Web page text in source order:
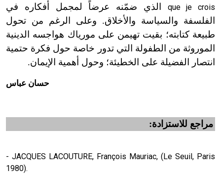
que je crois الذي ضمّنه عرضاً لمجمل أفكاره في
الفلسفة والسياسة والأخلاق. وعلى الرغم من تحول
طبيعة كتابته؛ بقيت تهيمن على مورياك هواجسه الدينية
الموروثة من الطفولة التي تدور خاصة حول فكرة حتمية
انتصار الفضيلة على الخطيئة؛ وحول أهمية الإيمان.
حسان عباس
مراجع للاستزادة:
- JACQUES LACOUTURE, François Mauriac, (Le Seuil, Paris
1980).